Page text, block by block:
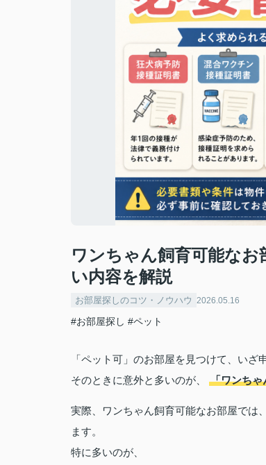
ワンちゃん飼育可能な
い内容を解説
お部屋探しのコツ・ノウハウ 2026.05.16
#お部屋探し #ペット
「ペット可」のお部屋を見つけて、いざ
そのときに意外と多いのが、 「ワンちゃ
実際、ワンちゃん飼育可能なお部屋では
ます。
特に多いのが、